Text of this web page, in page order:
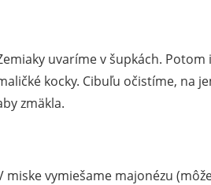
uvaríme v šupkách.
kocky. Cibuľu očistíme, na
zmäkla.
miske vymiešame majonézu